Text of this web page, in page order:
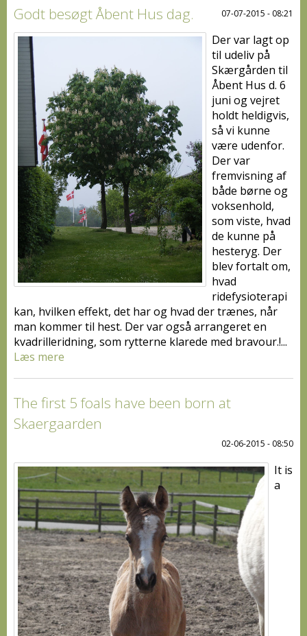
Godt besøgt Åbent Hus dag. 07-07-2015 - 08:21
Der var lagt op
til udeliv på
Skærgården til
Åbent Hus d. 6
juni og vejret
holdt heldigvis,
så vi kunne
være udenfor.
Der var
fremvisning af
både børne og
voksenhold,
som viste, hvad
de kunne på
hesteryg. Der
blev fortalt om,
hvad
ridefysioterapi
kan, hvilken effekt, det har og hvad der trænes, når
man kommer til hest. Der var også arrangeret en
kvadrilleridning, som rytterne klarede med bravour.!...
Læs mere
The first 5 foals have been born at
Skaergaarden
02-06-2015 - 08:50
It is
a